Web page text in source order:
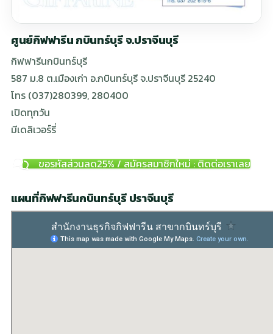
ศูนย์กิฟฟารีน กบินทร์บุรี จ.ปราจีนบุรี
กิฟฟารีนกบินทร์บุรี
587 ม.8 ต.เมืองเก่า อ.กบินทร์บุรี จ.ปราจีนบุรี 25240
โทร (037)280399, 280400
เปิดทุกวัน
มีเดลิเวอร์รี่
ขอรหัสส่วนลด25% / สมัครสมาชิกใหม่ : ติดต่อเราเลย
แผนที่กิฟฟารีนกบินทร์บุรี ปราจีนบุรี